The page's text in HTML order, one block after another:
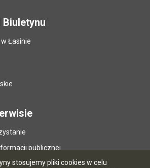
stosujemy pliki cookies w celu
Łasinie
publicznej